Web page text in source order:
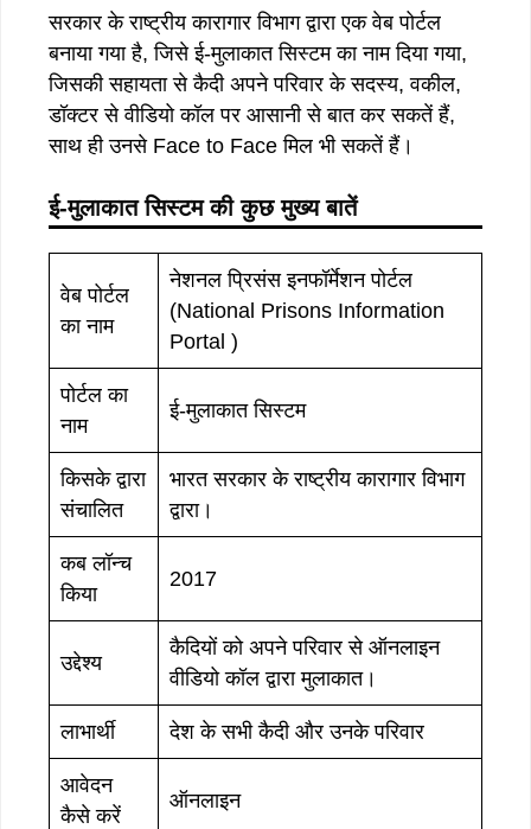
सरकार के राष्ट्रीय कारागार विभाग द्वारा एक वेब पोर्टल
बनाया गया है, जिसे ई-मुलाकात सिस्टम का नाम दिया गया,
जिसकी सहायता से कैदी अपने परिवार के सदस्य, वकील,
डॉक्टर से वीडियो कॉल पर आसानी से बात कर सकतें हैं,
साथ ही उनसे Face to Face मिल भी सकतें हैं।
ई-मुलाकात सिस्टम की कुछ मुख्य बातें
वेब पोर्टल
का नाम
नेशनल प्रिसंस इनफॉर्मेशन पोर्टल
(National Prisons Information
Portal )
पोर्टल का
नाम
ई-मुलाकात सिस्टम
किसके द्वारा
संचालित
भारत सरकार के राष्ट्रीय कारागार विभाग
द्वारा।
कब लॉन्च
किया
2017
उद्देश्य
कैदियों को अपने परिवार से ऑनलाइन
वीडियो कॉल द्वारा मुलाकात।
लाभार्थी देश के सभी कैदी और उनके परिवार
आवेदन
कैसे करें
ऑनलाइन